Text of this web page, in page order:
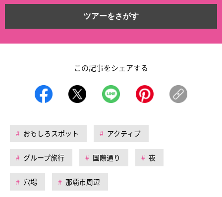
ツアーをさがす
この記事をシェアする
おもしろスポット アクティブ
グループ旅行 国際通り 夜
穴場 那覇市周辺